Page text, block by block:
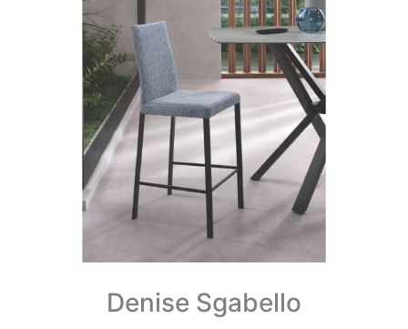
Denise Sgabello